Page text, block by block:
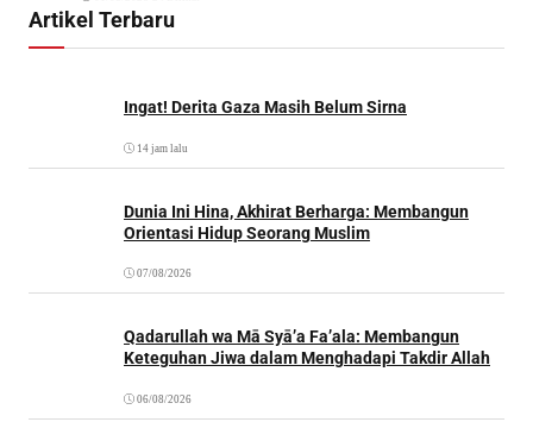
Artikel Terbaru
Ingat! Derita Gaza Masih Belum Sirna
14 jam lalu
Dunia Ini Hina, Akhirat Berharga: Membangun
Orientasi Hidup Seorang Muslim
07/08/2026
Qadarullah wa Mā Syā’a Fa’ala: Membangun
Keteguhan Jiwa dalam Menghadapi Takdir Allah
06/08/2026